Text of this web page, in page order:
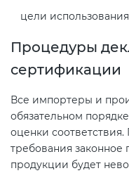
цели
Процедуры
сертификации
Все импортеры и
обязательном
оценки
требования законное
продукции будет